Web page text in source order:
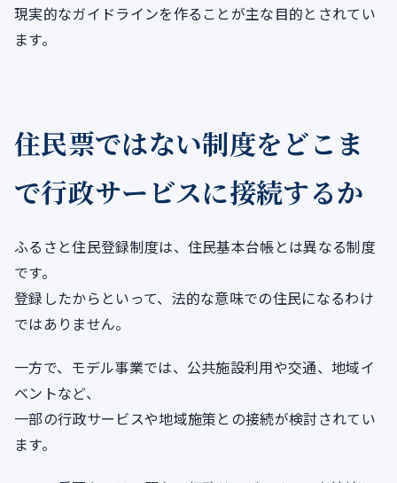
現実的なガイドラインを作ることが主な目的とされてい
ます。
住民票ではない制度をどこま
で行政サービスに接続するか
ふるさと住民登録制度は、住民基本台帳とは異なる制度
です。
登録したからといって、法的な意味での住民になるわけ
ではありません。
一方で、モデル事業では、公共施設利用や交通、地域イ
ベントなど、
一部の行政サービスや地域施策との接続が検討されてい
ます。